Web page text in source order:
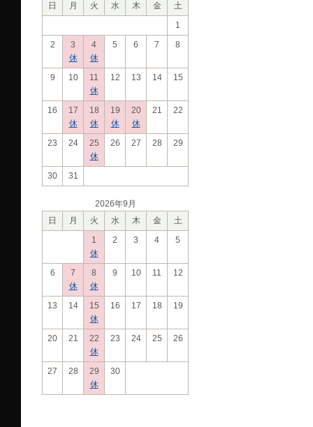
日
月 火 水 木 金
土
1
2
3
休
4
休
5 6 7 8
9 10
11
休
12 13 14 15
16
17
休
18
休
19
休
20
休
21 22
23 24
25
休
26 27 28 29
30 31
2026年9月
日
月 火 水 木 金
土
1
休
2 3 4 5
6
7
休
8
休
9 10 11 12
13 14
15
休
16 17 18 19
20 21
22
休
23 24 25 26
27 28
29
休
30